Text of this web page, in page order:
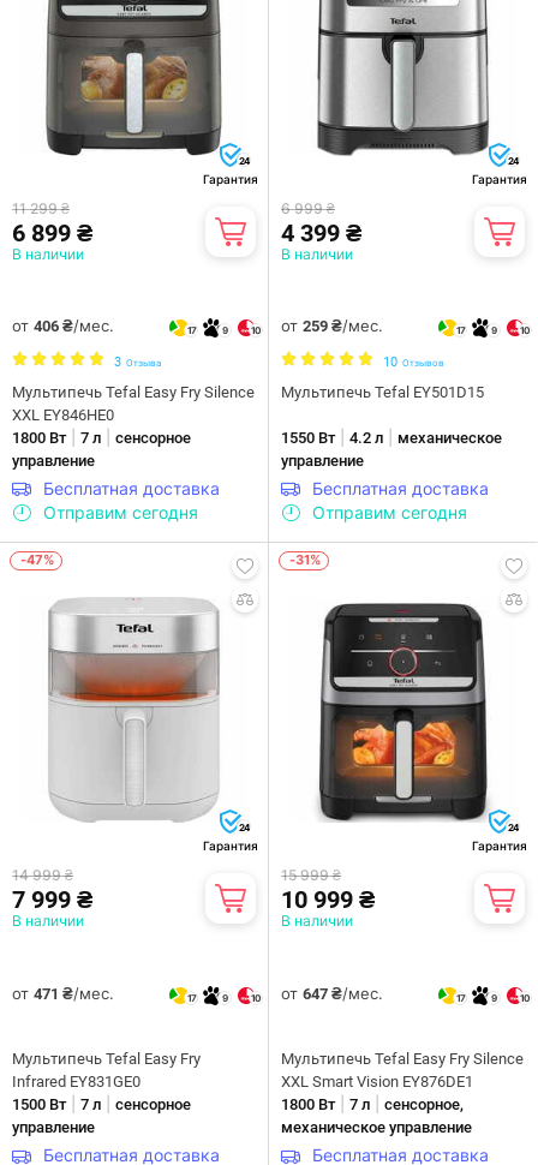
24
Гарантия
11 299 ₴
6 899 ₴
В наличии
от 406 ₴/мес. 17 9 10
3 Отзыва
Мультипечь Tefal Easy Fry Silence
XXL EY846HE0
1800 Вт| 7 л
сенсорное
управление
Бесплатная доставка
Отправим сегодня
24
Гарантия
6 999 ₴
4 399 ₴
В наличии
от 259 ₴/мес. 17 9 10
10 Отзывов
Мультипечь Tefal EY501D15
1550 Вт| 4.2 л
механическое
управление
Бесплатная доставка
Отправим сегодня
-47%
24
Гарантия
14 999 ₴
7 999 ₴
В наличии
от 471 ₴/мес. 17 9 10
Мультипечь Tefal Easy Fry
Infrared EY831GE0
1500 Вт| 7 л
сенсорное
управление
Бесплатная доставка
-31%
24
Гарантия
15 999 ₴
10 999 ₴
В наличии
от 647 ₴/мес. 17 9 10
Мультипечь Tefal Easy Fry Silence
XXL Smart Vision EY876DE1
1800 Вт| 7 л
сенсорное,
механическое управление
Бесплатная доставка